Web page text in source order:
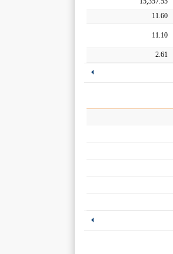
11.60
11.10
2.61